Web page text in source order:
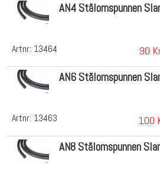
Artnr: 13464
AN4 Stålomspunnen
90
Artnr: 13463
AN6 Stålomspunnen
100
AN8 Stålomspunnen